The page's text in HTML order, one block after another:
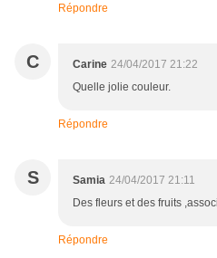
Répondre
C Carine 24/04/2017 21:22
Quelle jolie couleur.
Répondre
S Samia 24/04/2017 21:11
Des fleurs et des fruits
Répondre